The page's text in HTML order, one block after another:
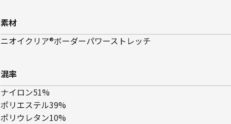
素材
ニオイクリア®ボーダーパワーストレッチ
混率
ナイロン51%
ポリエステル39%
ポリウレタン10%